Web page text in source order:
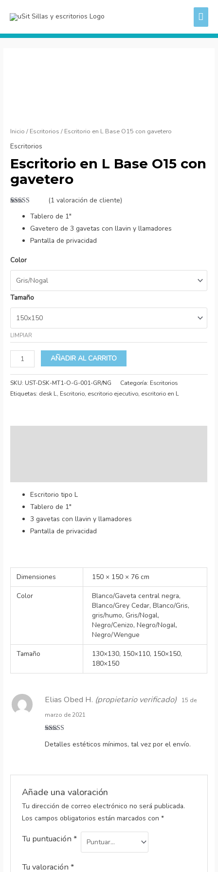
Inicio / Escritorios / Escritorio en L Base O15 con gavetero
Escritorios
Escritorio en L Base O15 con
gavetero
4.00
base a
de un
(1 valoración de cliente)
Tablero de 1″
Gavetero de 3 gavetas con llavin y llamadores
Pantalla de privacidad
Color
Tamaño
LIMPIAR
gavetero
cantidad
AÑADIR AL CARRITO
SKU: UST-DSK-MT1-O-G-001-GR/NG Categoría: Escritorios
Etiquetas: desk L, Escritorio, escritorio ejecutivo, escritorio en L
Escritorio tipo L
Tablero de 1″
3 gavetas con llavin y llamadores
Pantalla de privacidad
Dimensiones 150 × 150 × 76 cm
Color Blanco/Gaveta central negra,
Blanco/Grey Cedar,Blanco/Gris,
gris/humo,Gris/Nogal,
Negro/Cenizo,Negro/Nogal,
Negro/Wengue
Tamaño
130×130, 150×110, 150×150,
180×150
con4de 5
Elias Obed H. (propietario verificado)
15 de
marzo de 2021
Detalles estéticos mínimos, tal vez por el envío.
Añade una valoración
Tu dirección de correo electrónico no será publicada.
Los campos obligatorios están marcados con *
Tu puntuación *
Tu valoración *